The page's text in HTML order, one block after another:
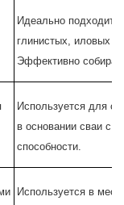
Идеально подходит
глинистых, иловых и
Эффективно
Используется для
в основании сваи с
способности.
Используется в